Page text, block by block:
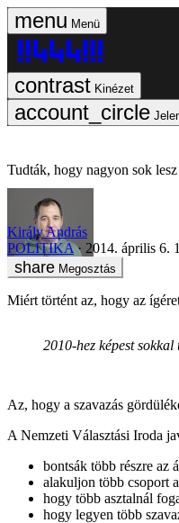
Menü
Kinézet
Tudták, hogy nagyon sok lesz
Király András
POLITIKA
2014. április 6.
Megosztás
Miért történt az, hogy az
2010-hez képest
Az, hogy a szavazás
A Nemzeti Választási Iroda
bontsák több részre az
alakuljon több csoport
hogy több asztalnál
hogy legyen több